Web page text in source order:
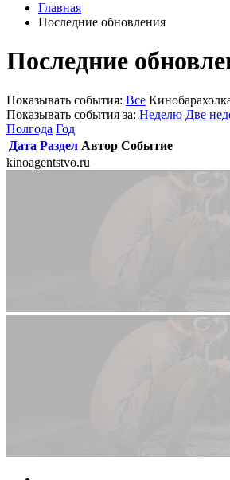
Главная
Последние обновления
Последние
Показывать события: Все
Показывать события за: Неделю Две
Полгода Год
Дата Раздел Автор Событие
kinoagentstvo.ru